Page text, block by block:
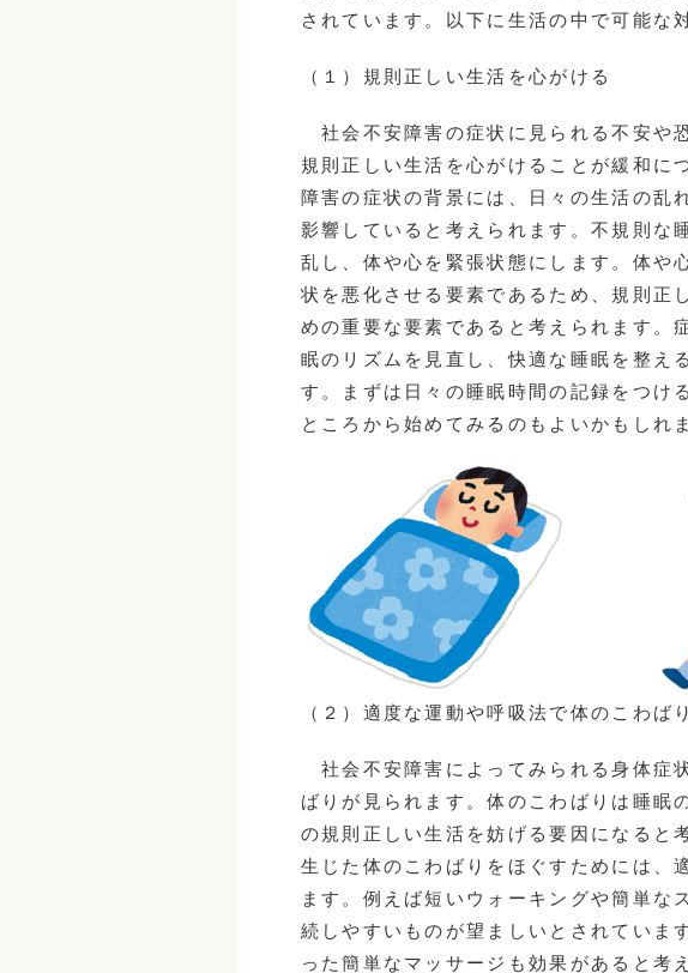
されています。以下に生活の中で可能な
（１）規則正しい生活を心がける
社会不安障害の症状に見られる不安や
規則正しい生活を心がけることが緩和に
障害の症状の背景には、日々の生活の乱
影響していると考えられます。不規則な
乱し、体や心を緊張状態にします。体や
状を悪化させる要素であるため、規則正
めの重要な要素であると考えられます。
眠のリズムを見直し、快適な睡眠を整え
す。まずは日々の睡眠時間の記録をつけ
ところから始めてみるのもよいかもしれ
（２）適度な運動や呼吸法で体のこわば
社会不安障害によってみられる身体症
ばりが見られます。体のこわばりは睡眠
の規則正しい生活を妨げる要因になると
生じた体のこわばりをほぐすためには、
ます。例えば短いウォーキングや簡単な
続しやすいものが望ましいとされていま
った簡単なマッサージも効果があると考